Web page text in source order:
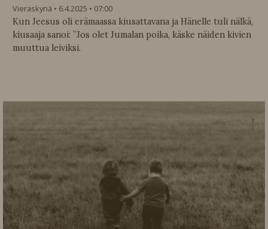
Vieraskynä 6.4.2025
07:00
Kun Jeesus oli erämaassa kiusattavana ja Hänelle tuli nälkä,
kiusaaja sanoi: ”Jos olet Jumalan poika, käske näiden kivien
muuttua leiviksi.